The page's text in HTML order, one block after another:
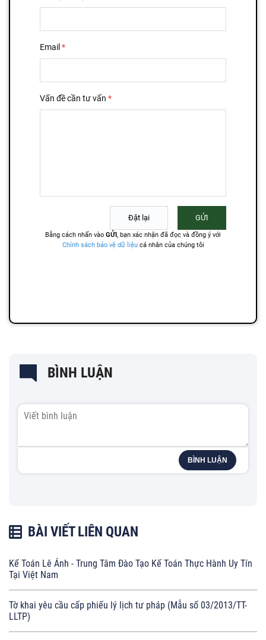
BÌNH LUẬN
BÌNH LUẬN
BÀI VIẾT LIÊN QUAN
Kế Toán Lê Ánh - Trung Tâm Đào Tạo Kế Toán Thực Hành Uy Tín
Tại Việt Nam
Tờ khai yêu cầu cấp phiếu lý lịch tư pháp (Mẫu số 03/2013/TT-
LLTP)